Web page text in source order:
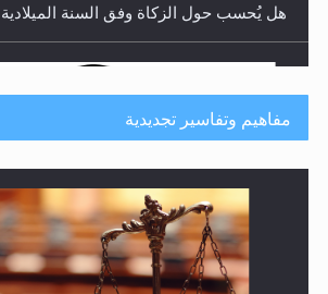
هل يجوز فتح مشروع كوافير نسائي
مفاهيم وتفاسير تجديدية